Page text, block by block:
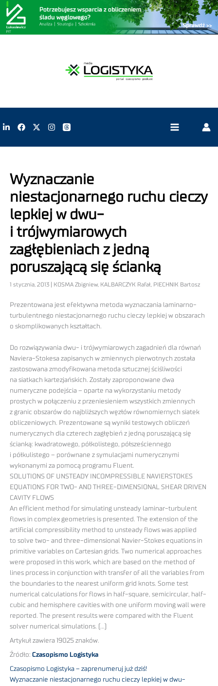
Wyznaczanie
niestacjonarnego ruchu cieczy
lepkiej w dwu-
i trójwymiarowych
zagłębieniach z jedną
poruszającą się ścianką
1 stycznia, 2013 | KOSMA Zbigniew, KALBARCZYK Rafał, PIECHNIK Bartosz
Prezentowana jest efektywna metoda wyznaczania laminarno-
turbulentnego niestacjonarnego ruchu cieczy lepkiej w obszarach
o skomplikowanych kształtach.
Do rozwiązywania dwu- i trójwymiarowych zagadnień dla równań
Naviera-Stokesa zapisanych w zmiennych pierwotnych została
zastosowana zmodyfikowana metoda sztucznej ściśliwości
na siatkach kartezjańskich. Zostały zaproponowane dwa
numeryczne podejścia – oparte na wykorzystaniu metody
prostych w połączeniu z przeniesieniem wszystkich zmiennych
z granic obszarów do najbliższych węzłów równomiernych siatek
obliczeniowych. Prezentowane są wyniki testowych obliczeń
numerycznych dla czterech zagłębień z jedną poruszającą się
ścianką: kwadratowego, półkolistego, półsześciennego
i półkulistego – porównane z symulacjami numerycznymi
wykonanymi za pomocą programu Fluent.
SOLUTIONS OF UNSTEADY INCOMPRESSIBLE NAVIERSTOKES
EQUATIONS FOR TWO- AND THREE-DIMENSIONAL SHEAR DRIVEN
CAVITY FLOWS
An efficient method for simulating unsteady laminar-turbulent
flows in complex geometries is presented. The extension of the
artificial compressibility method to unsteady flows was applied
to solve two- and three-dimensional Navier-Stokes equations in
primitive variables on Cartesian grids. Two numerical approaches
were proposed in this work, which are based on the method of
lines process in conjunction with transfer of all the variables from
the boundaries to the nearest uniform grid knots. Some test
numerical calculations for flows in half-square, semicircular, half-
cubic and hemisphere cavities with one uniform moving wall were
reported. The present results were compared with the Fluent
solver numerical simulations. (…)
Artykuł zawiera 19025 znaków.
Źródło: Czasopismo Logistyka
Czasopismo Logistyka – zaprenumeruj już dziś!
Wyznaczanie niestacjonarnego ruchu cieczy lepkiej w dwu-